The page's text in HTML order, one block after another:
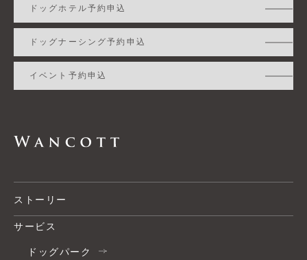
ドッグホテル予約申込
ドッグナーシング予約申込
イベント予約申込
ストーリー
サービス
ドッグパーク